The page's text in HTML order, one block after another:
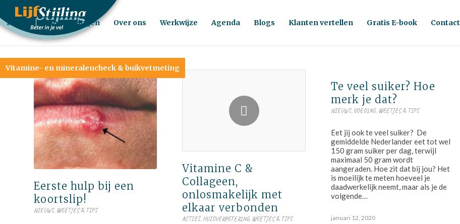
Home Behandelingen Over ons Werkwijze Agenda Blogs Klanten vertellen Gratis E-book Contact
Vitamine- en mineralencheck & buikvetmeting
Eerste hulp bij een
koortslip!
NIEUWS, WEETJES & TIPS
Vitamine C &
Collageen,
onlosmakelijk met
elkaar verbonden
ACTIES, HUIDVERBETERING, WEETJES & TIPS
Te veel suiker? Hoe
merk je dat?
NIEUWS, VOEDING, WEETJES & TIPS
Eet jij ook te veel suiker? De
gemiddelde Nederlander eet tot wel
150 gram suiker per dag, terwijl
maximaal 50 gram wordt
aangeraden. Hoe zit dat bij jou? Het
is moeilijk te meten hoeveel je
daadwerkelijk neemt, maar als je de
volgende…
januari 12, 2020